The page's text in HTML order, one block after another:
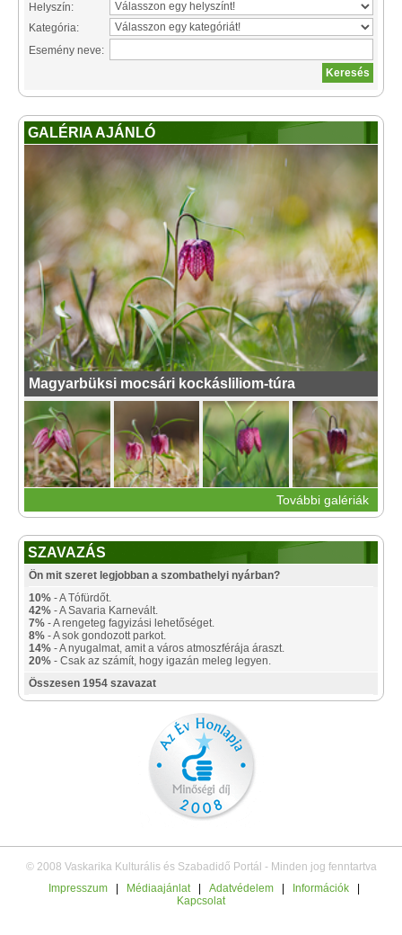
Helyszín:
Kategória:
Esemény neve:
GALÉRIA AJÁNLÓ
Magyarbüksi mocsári kockásliliom-túra
További galériák
SZAVAZÁS
Ön mit szeret legjobban a szombathelyi nyárban?
10% - A Tófürdőt.
42% - A Savaria Karnevált.
7% - A rengeteg fagyizási lehetőséget.
8% - A sok gondozott parkot.
14% - A nyugalmat, amit a város atmoszférája áraszt.
20% - Csak az számít, hogy igazán meleg legyen.
Összesen 1954 szavazat
© 2008 Vaskarika Kulturális és Szabadidő Portál - Minden jog fenntartva
Impresszum
Médiaajánlat Adatvédelem Információk
Kapcsolat